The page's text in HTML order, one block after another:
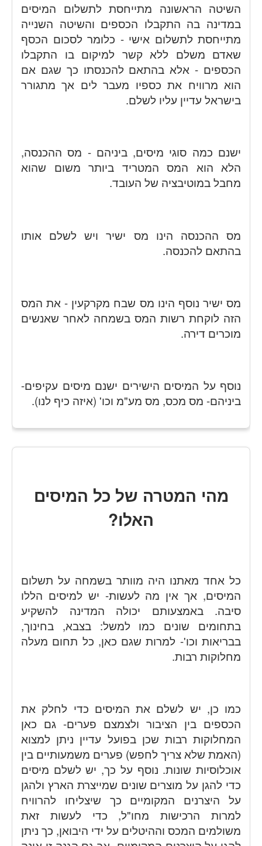
השיטה הראשונה מתייחסת לתשלום המיסים
במדינה בה התקבלו הכספים והשיטה השנייה
מתייחסת לתשלום אישי - כלומר לסכום הכסף
שאדם משלם ללא קשר למיקום בו התקבלו
הכספים - אלא בהתאם להכנסתו כך שגם אם
הוא מרוויח את כספיו מעבר לים אך מתגורר
בישראל עדיין עליו לשלם.
ישנם כמה סוגי מיסים, ביניהם - מס ההכנסה,
הלא הוא המס המטריד ביותר משום שהוא
מחבל במוטיבציה של העובד.
מס ההכנסה הינו מס ישיר ויש לשלם אותו
בהתאם להכנסה.
מס ישיר נוסף הינו מס שבח מקרקעין - את המס
הזה לוקחת רשות המס בשמחה לאחר שאנשים
מוכרים דירה.
נוסף על המיסים הישירים ישנם מיסים עקיפים-
ביניהם- מס מכס, מס מע"מ וכו' (איזה כיף לנו).
מהי המטרה של כל המיסים
האלו?
כל אחד מאתנו היה מוותר בשמחה על תשלום
המיסים, אך אין מה לעשות- יש למיסים הללו
סיבה. באמצעותם יכולה המדינה להשקיע
בתחומים שונים כמו למשל: בצבא, בחינוך,
בבריאות וכו'- למרות שגם כאן, כל תחום מעלה
מחלוקות רבות.
כמו כן, יש לשלם את המיסים כדי לחלק את
הכספים בין הציבור ולצמצם פערים- גם כאן
המחלוקות רבות שכן בפועל עדיין ניתן למצוא
(האמת שלא צריך לחפש) פערים משמעותיים בין
אוכלוסיות שונות. נוסף על כך, יש לשלם מיסים
כדי להגן על מוצרים שונים שמייצרת הארץ ולהגן
על היצרנים המקומיים כך שיצליחו להרוויח
למרות הרכישות מחו"ל, כדי לעשות זאת
משולמים המכס וההיטלים על ידי היבואן, כך ניתן